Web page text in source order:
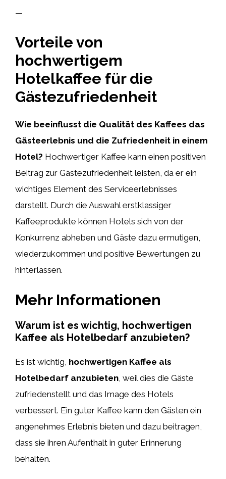
—
Vorteile von
hochwertigem
Hotelkaffee für die
Gästezufriedenheit
Wie beeinflusst die Qualität des Kaffees das
Gästeerlebnis und die Zufriedenheit in einem
Hotel? Hochwertiger Kaffee kann einen positiven
Beitrag zur Gästezufriedenheit leisten, da er ein
wichtiges Element des Serviceerlebnisses
darstellt. Durch die Auswahl erstklassiger
Kaffeeprodukte können Hotels sich von der
Konkurrenz abheben und Gäste dazu ermutigen,
wiederzukommen und positive Bewertungen zu
hinterlassen.
Mehr Informationen
Warum ist es wichtig, hochwertigen
Kaffee als Hotelbedarf anzubieten?
Es ist wichtig, hochwertigen Kaffee als
Hotelbedarf anzubieten , weil dies die Gäste
zufriedenstellt und das Image des Hotels
verbessert. Ein guter Kaffee kann den Gästen ein
angenehmes Erlebnis bieten und dazu beitragen,
dass sie ihren Aufenthalt in guter Erinnerung
behalten.